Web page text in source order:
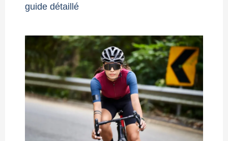
guide détaillé